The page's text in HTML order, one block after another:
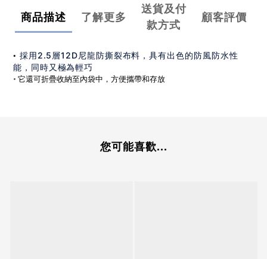
商品描述 了解更多
送貨及付
款方式
顧客評價
• 採用2.5層12D尼龍防撕裂布料，具有出色的防風防水性
能，同時又極為輕巧
• 它還可折疊收納至內袋中，方便攜帶和存放
您可能喜歡...